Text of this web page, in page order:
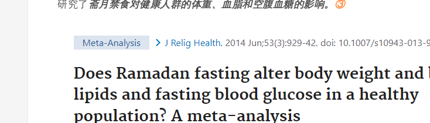
研究了 斋月禁食对健康人群的体重、血脂和空腹血糖的影响。 ③